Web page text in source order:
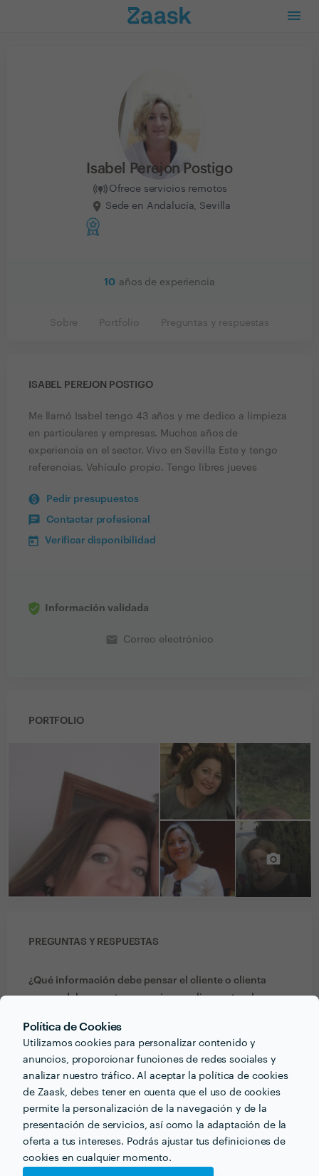
Política de Cookies
Utilizamos cookies para personalizar contenido y
anuncios, proporcionar funciones de redes sociales y
analizar nuestro tráfico. Al aceptar la política de cookies
de Zaask, debes tener en cuenta que el uso de cookies
permite la personalización de la navegación y de la
presentación de servicios, así como la adaptación de la
oferta a tus intereses. Podrás ajustar tus definiciones de
cookies en cualquier momento.
Isabel Perejon Postigo
Ofrece servicios remotos
Sede en Andalucía, Sevilla
10 años de experiencia
Sobre Portfolio Preguntas y respuestas
ISABEL PEREJON POSTIGO
Me llamó Isabel tengo 43 años y me dedico a limpieza
en particulares y empresas. Muchos años de
experiencia en el sector. Vivo en Sevilla Este y tengo
referencias. Vehículo propio. Tengo libres jueves
Pedir presupuestos
Contactar profesional
Verificar disponibilidad
Información validada
email Correo electrónico
PORTFOLIO
PREGUNTAS Y RESPUESTAS
¿Qué información debe pensar el cliente o clienta
acerca del proyecto que quiere realizar antes de
depende del tipo de servicio que necesite.
¿Qué formación y experiencia tienes que estén
relacionadas con tu trabajo?
ninguna formacion , la de los años de experiencia
¿Qué consejo le darías a alguien que quiera contratar